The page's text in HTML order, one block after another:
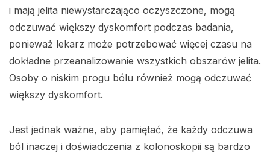
i mają jelita niewystarczająco oczyszczone, mogą
odczuwać większy dyskomfort podczas badania,
ponieważ lekarz może potrzebować więcej czasu na
dokładne przeanalizowanie wszystkich obszarów jelita.
Osoby o niskim progu bólu również mogą odczuwać
większy dyskomfort.
Jest jednak ważne, aby pamiętać, że każdy odczuwa
ból inaczej i doświadczenia z kolonoskopii są bardzo